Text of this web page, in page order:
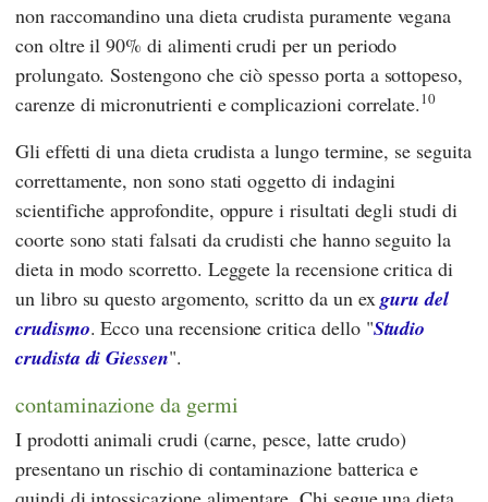
non raccomandino una dieta crudista puramente vegana
con oltre il 90% di alimenti crudi per un periodo
prolungato. Sostengono che ciò spesso porta a sottopeso,
carenze di micronutrienti e complicazioni correlate.10
Gli effetti di una dieta crudista a lungo termine, se seguita
correttamente, non sono stati oggetto di indagini
scientifiche approfondite, oppure i risultati degli studi di
coorte sono stati falsati da crudisti che hanno seguito la
dieta in modo scorretto. Leggete la recensione critica di
un libro su questo argomento, scritto da un exguru del
crudismo. Ecco una recensione critica dello "Studio
crudista di Giessen".
contaminazione da germi
I prodotti animali crudi (carne, pesce, latte crudo)
presentano un rischio di contaminazione batterica e